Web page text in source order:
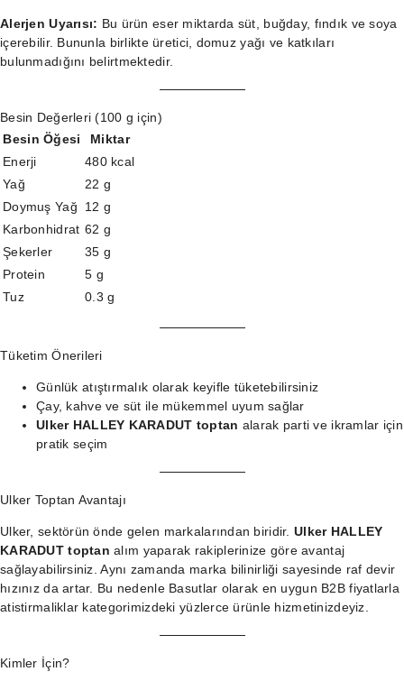
Alerjen Uyarısı: Bu ürün eser miktarda süt, buğday, fındık ve soya
içerebilir. Bununla birlikte üretici, domuz yağı ve katkıları
bulunmadığını belirtmektedir.
Besin Değerleri (100 g için)
Besin Öğesi
Miktar
Enerji
480 kcal
Yağ
22 g
Doymuş Yağ
12 g
Karbonhidrat 62 g
Şekerler
35 g
Protein
5 g
Tuz
0.3 g
Tüketim Önerileri
Günlük atıştırmalık olarak keyifle tüketebilirsiniz
Çay, kahve ve süt ile mükemmel uyum sağlar
Ulker HALLEY KARADUT toptan alarak parti ve ikramlar için
pratik seçim
Ulker Toptan Avantajı
Ulker, sektörün önde gelen markalarından biridir. Ulker HALLEY
KARADUT toptan alım yaparak rakiplerinize göre avantaj
sağlayabilirsiniz. Aynı zamanda marka bilinirliği sayesinde raf devir
hızınız da artar. Bu nedenle Basutlar olarak en uygun B2B fiyatlarla
atistirmaliklar kategorimizdeki yüzlerce ürünle hizmetinizdeyiz.
Kimler İçin?